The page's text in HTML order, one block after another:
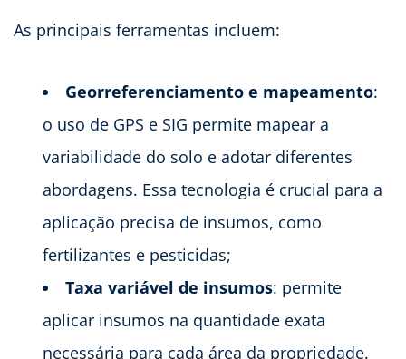
As principais ferramentas incluem:
Georreferenciamento e mapeamento:
o uso de GPS e SIG permite mapear a
variabilidade do solo e adotar diferentes
abordagens. Essa tecnologia é crucial para a
aplicação precisa de insumos, como
fertilizantes e pesticidas;
Taxa variável de insumos: permite
aplicar insumos na quantidade exata
necessária para cada área da propriedade.